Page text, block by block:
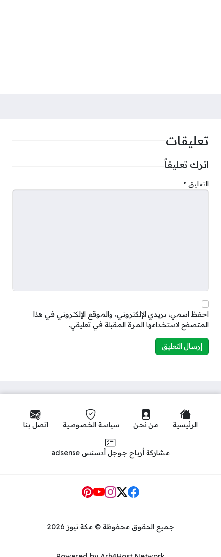
تعليقات
اترك تعليقاً
التعليق *
احفظ اسمي، بريدي الإلكتروني، والموقع الإلكتروني في هذا
المتصفح لاستخدامها المرة المقبلة في تعليقي.
الرئيسية من نحن سياسة الخصوصية اتصل بنا
مشاركة أرباح جوجل أدسنس adsense
Social Links
جميع الحقوق محفوظة © مكة نيوز 2026